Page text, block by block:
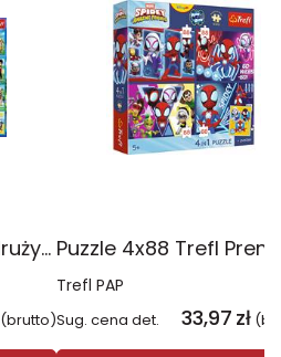
Puzzle 10w1 Dzielna drużyna Psiego Patrolu 96012
(brutto)
Trefl PAP
Sug. cena det. 33,97 zł